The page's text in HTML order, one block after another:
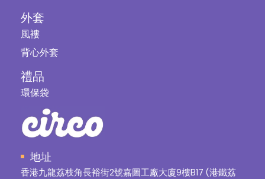
外套
風褸
背心外套
禮品
環保袋
地址
香港九龍荔枝角長裕街2號嘉圖工廠大廈9樓B17 (港鐵荔